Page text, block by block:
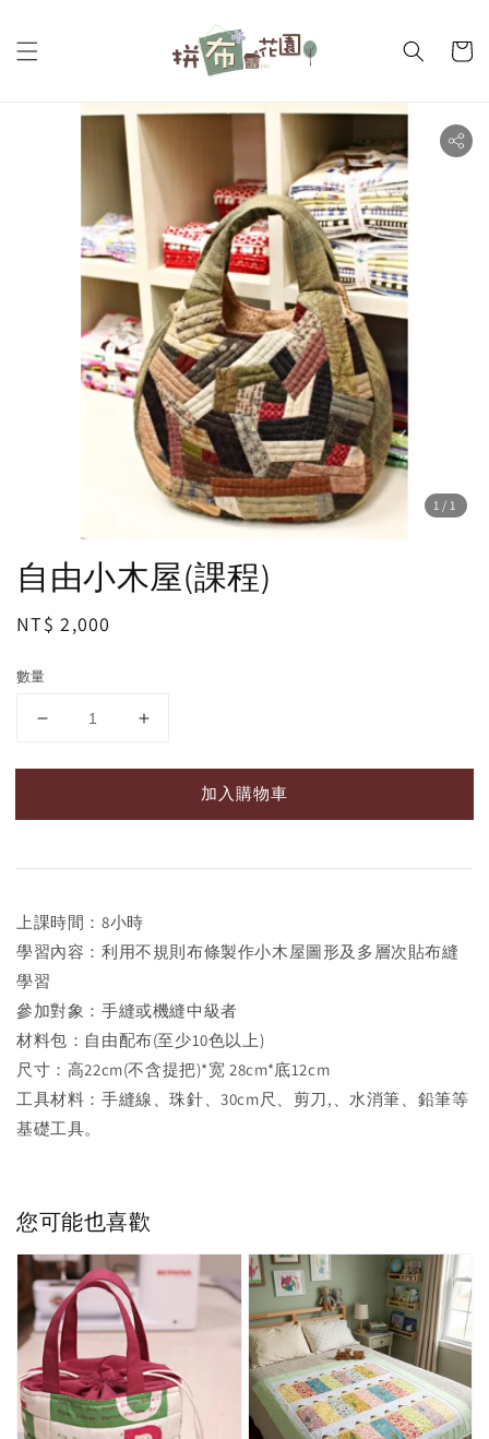
1 /1
自由小木屋(課程)
Regular
NT$ 2,000
數量
加入購物車
上課時間：8小時
學習內容：利用不規則布條製作小木屋圖形及多層次貼布縫
學習
參加對象：手縫或機縫中級者
材料包：自由配布(至少10色以上)
尺寸：高22cm(不含提把)*宽 28cm*底12cm
工具材料：手縫線、珠針、30cm尺、剪刀,、水消筆、鉛筆等
基礎工具。
您可能也喜歡